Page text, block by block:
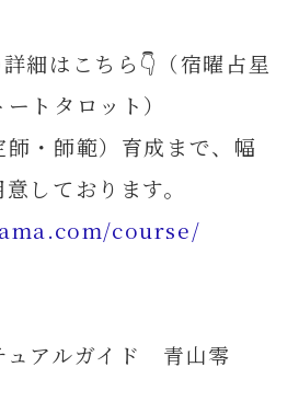
細はこちら👇（宿曜占星
トタロット）
師・師範）育成まで、幅
しております。
course/
ュアルガイド 青山零